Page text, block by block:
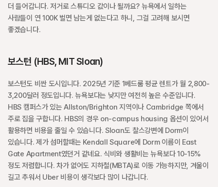
더 들어갑니다. 저거로 스튜디오 값이나 될까요? 뉴욕에서 일하는
사람들이 연 100K 벌면 남는게 없는다고 하니, 그걸 고려해 보시면
좋겠습니다.
보스턴 (HBS, MIT Sloan)
보스턴도 비싼 도시입니다. 2025년 기준 1베드룸 평균 렌트가 월 2,800-
3,200달러 정도입니다. 뉴욕보다는 낮지만 여전히 높은 수준입니다.
HBS 캠퍼스가 있는 Allston/Brighton 지역이나 Cambridge 쪽에서
주로 집을 구합니다. HBS의 경우 on-campus housing 옵션이 있어서
활용하면 비용을 줄일 수 있습니다. Sloan도 찰스강변에 Dorm이
있습니다. 제가 섬머할때는 Kendall Square에 Dorm 이름이 East
Gate Apartment였던거 같네요. 식비와 생활비는 뉴욕보다 10-15%
정도 저렴합니다. 차가 없어도 지하철(MBTA)로 이동 가능하지만, 겨울이
길고 추워서 Uber 비용이 생각보다 많이 나갑니다.